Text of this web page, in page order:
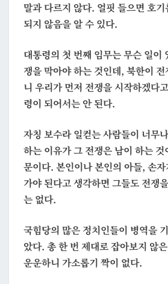
말과 다르지 않다. 얼핏 들으면 호
되지 않음을 알 수 있다.
대통령의 첫 번째 임무는 무슨 일이
쟁을 막아야 하는 것인데, 북한이
니 우리가 먼저 전쟁을 시작하겠다
령이 되어서는 안 된다.
자칭 보수라 일컫는 사람들이 너무
하는 이유가 그 전쟁은 남이 하는
문이다. 본인이나 본인의 아들, 손
가야 된다고 생각하면 그들도 전쟁
는 없다.
국힘당의 많은 정치인들이 병역을
았다. 총 한 번 제대로 잡아보지 않
운운하니 가소롭기 짝이 없다.